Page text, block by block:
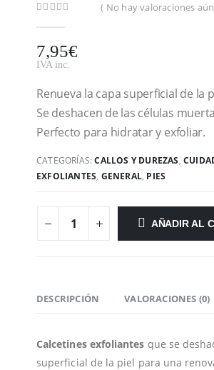
( No hay valoraciones
7,95€
IVA inc.
Renueva la capa superficial de la
Se deshacen de las células
Perfecto para hidratar y exfoliar.
CATEGORÍAS:CALLOS Y DUREZAS,
EXFOLIANTES, GENERAL, PIES
AÑADIR AL
DESCRIPCIÓN VALORACIONES (0)
Calcetines exfoliantes que se
superficial de la piel para una